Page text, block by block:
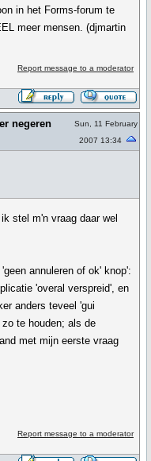
in het Forms-forum te
meer mensen. (djmartin
Report message to a moderator
negeren
Sun, 11 February
2007 13:34
stel m'n vraag daar wel
annuleren of ok' knop':
'overal verspreid', en
anders teveel 'gui
te houden; als de
met mijn eerste vraag
Report message to a moderator